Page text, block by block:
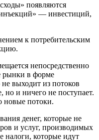
появляются
— инвестиций,
к потребительским
непосредственно
рынки в форме
выходит из потоков
но и ничего не поступает.
новые потоки.
денег, которые не
и услуг, производимых
налоги, которые идут